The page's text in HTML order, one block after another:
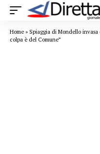
Home » Spiaggia di Mondello
colpa è del Comune”